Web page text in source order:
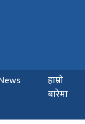
हाम्रो
बारेमा